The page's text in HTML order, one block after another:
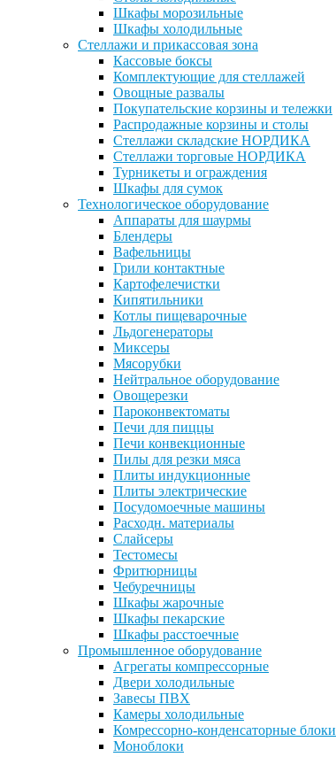
Шкафы морозильные
Шкафы холодильные
Стеллажи и прикассовая зона
Кассовые боксы
Комплектующие для стеллажей
Овощные развалы
Покупательские корзины и тележки
Распродажные корзины и столы
Стеллажи складские НОРДИКА
Стеллажи торговые НОРДИКА
Турникеты и ограждения
Шкафы для сумок
Технологическое оборудование
Аппараты для шаурмы
Блендеры
Вафельницы
Грили контактные
Картофелечистки
Кипятильники
Котлы пищеварочные
Льдогенераторы
Миксеры
Мясорубки
Нейтральное оборудование
Овощерезки
Пароконвектоматы
Печи для пиццы
Печи конвекционные
Пилы для резки мяса
Плиты индукционные
Плиты электрические
Посудомоечные машины
Расходн. материалы
Слайсеры
Тестомесы
Фритюрницы
Чебуречницы
Шкафы жарочные
Шкафы пекарские
Шкафы расстоечные
Промышленное оборудование
Агрегаты компрессорные
Двери холодильные
Завесы ПВХ
Камеры холодильные
Комрессорно-конденсаторные блоки
Моноблоки